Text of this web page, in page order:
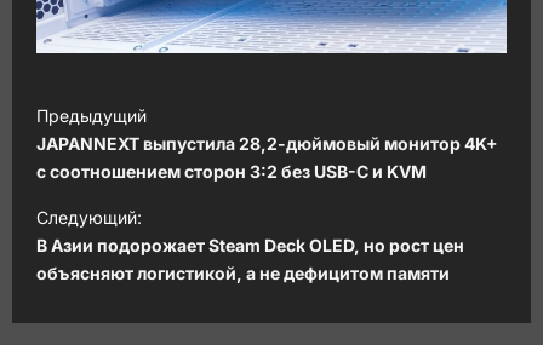
а
в
и
г
а
ц
Предыдущий
JAPANNEXT выпустила 28,2-дюймовый монитор 4K+
с соотношением сторон 3:2 без USB-C и KVM
Следующий:
В Азии подорожает Steam Deck OLED, но рост цен
объясняют логистикой, а не дефицитом памяти